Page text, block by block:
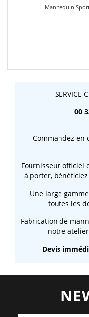
Mannequin
SERVICE
00
Commandez en
Fournisseur officiel
à porter,
Une large
toutes les
Fabrication de
notre
Devis